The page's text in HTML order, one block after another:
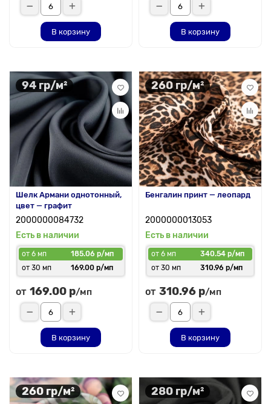
В корзину В корзину
94 гр/м²
Шелк Армани однотонный,
цвет — графит
2000000084732
Есть в наличии
от 6 мп
185.06 р/мп
от 30 мп
169.00 р/мп
от 169.00 р/мп
В корзину
260 гр/м²
Бенгалин принт — леопард
2000000013053
Есть в наличии
от 6 мп
340.54 р/мп
от 30 мп
310.96 р/мп
от 310.96 р/мп
В корзину
260 гр/м² 280 гр/м²